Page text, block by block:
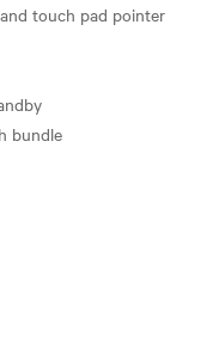
touch pad pointer